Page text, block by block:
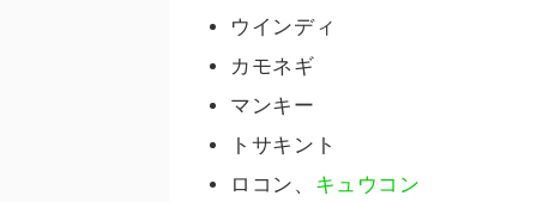
ウインディ
カモネギ
マンキー
トサキント
ロコン、 キュウコン